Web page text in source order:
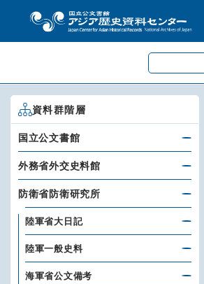
資料群階層
国立公文書館
外務省外交史料館
防衛省防衛研究所
陸軍省大日記
陸軍一般史料
海軍省公文備考